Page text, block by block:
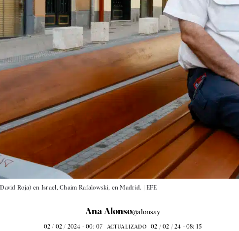
Roja) en Israel, Chaim Rafalowski, en Madrid. | EFE
Ana Alonso@alonsay
02 / 02 / 2024 - 00: 07 ACTUALIZADO 02 / 02 / 24 - 08: 15